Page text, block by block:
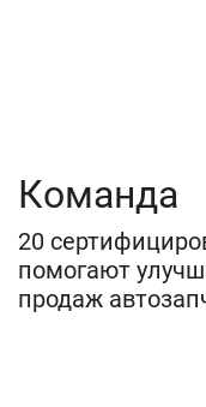
Команда
20
помогают
продаж